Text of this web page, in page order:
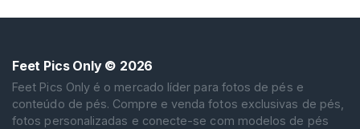
Feet Pics Only© 2026
Feet Pics Only é o mercado líder para fotos de pés e
conteúdo de pés. Compre e venda fotos exclusivas de pés,
fotos personalizadas e conecte-se com modelos de pés